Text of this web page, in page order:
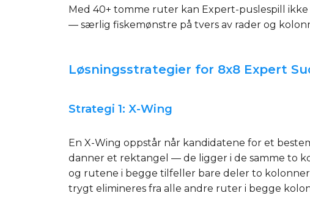
Med 40+ tomme ruter kan Expert-puslespill
— særlig fiskemønstre på tvers av rader og
Løsningsstrategier for 8x8 Expert
Strategi 1: X-Wing
En X-Wing oppstår når kandidatene for et
danner et rektangel — de ligger i de samme to
og rutene i begge tilfeller bare deler to
trygt elimineres fra alle andre ruter i begge